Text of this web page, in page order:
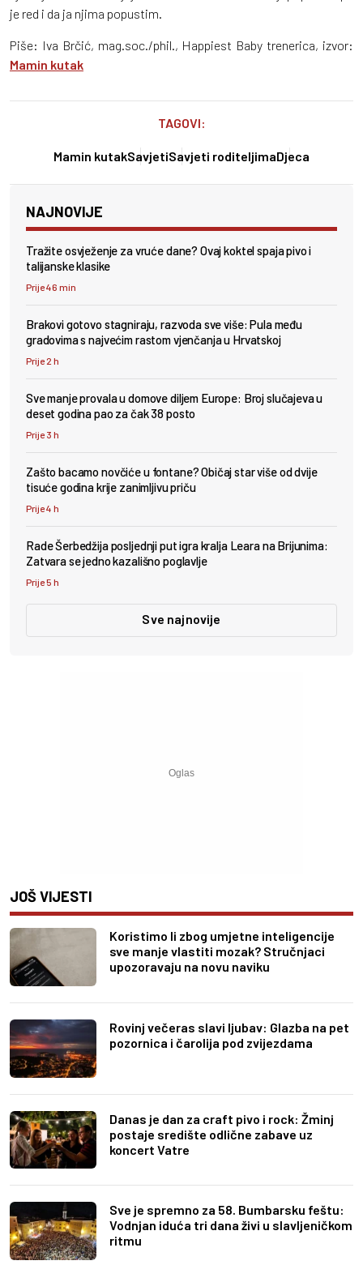
je red i da ja njima popustim.
Piše: Iva Brčić, mag.soc./phil., Happiest Baby trenerica, izvor:
Mamin kutak
TAGOVI:
Mamin kutakSavjetiSavjeti roditeljimaDjeca
NAJNOVIJE
Tražite osvježenje za vruće dane? Ovaj koktel spaja pivo i
talijanske klasike
Prije 46 min
Brakovi gotovo stagniraju, razvoda sve više: Pula među
gradovima s najvećim rastom vjenčanja u Hrvatskoj
Prije 2 h
Sve manje provala u domove diljem Europe: Broj slučajeva u
deset godina pao za čak 38 posto
Prije 3 h
Zašto bacamo novčiće u fontane? Običaj star više od dvije
tisuće godina krije zanimljivu priču
Prije 4 h
Rade Šerbedžija posljednji put igra kralja Leara na Brijunima:
Zatvara se jedno kazališno poglavlje
Prije 5 h
Sve najnovije
JOŠ VIJESTI
Koristimo li zbog umjetne inteligencije
sve manje vlastiti mozak? Stručnjaci
upozoravaju na novu naviku
Rovinj večeras slavi ljubav: Glazba na pet
pozornica i čarolija pod zvijezdama
Danas je dan za craft pivo i rock: Žminj
postaje središte odlične zabave uz
koncert Vatre
Sve je spremno za 58. Bumbarsku feštu:
Vodnjan iduća tri dana živi u slavljeničkom
ritmu